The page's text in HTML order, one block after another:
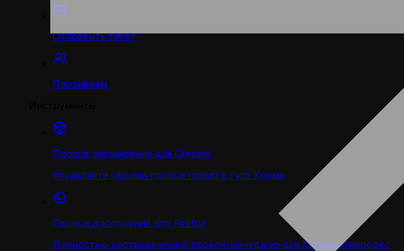
Отправить тикет
Партнёрам
Прокси расширение для Chrome
Управляете своими прокси прямо в Гугл Хроме
Прокси дополнение для Firefox
Полностью настраиваемый прокси-менеджер для Мозила Фаерфокс